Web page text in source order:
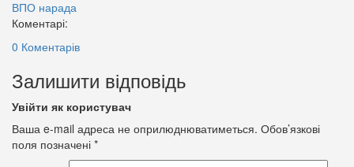
ВПО нарада
Коментарі:
0 Коментарів
Залишити відповідь
Увійти як користувач
Ваша e-mail адреса не оприлюднюватиметься. Обов’язкові
поля позначені *